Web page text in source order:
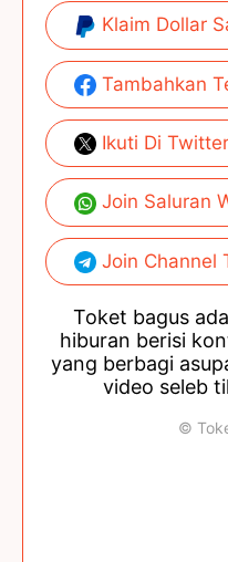
Klaim Dollar
Tambahkan
Ikuti Di Twitter
Join Saluran
Join Channel
Toket bagus
hiburan berisi
yang berbagi
video seleb
©